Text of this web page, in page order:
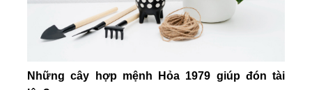
Những cây hợp mệnh Hỏa 1979 giúp đón tài